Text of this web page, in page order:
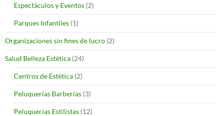
Espectáculos y Eventos (2)
Parques Infantiles (1)
Organizaciones sin fines de lucro (2)
Salud Belleza Estética (24)
Centros de Estética (2)
Peluquerías Barberías (3)
Peluquerías Estilistas (12)